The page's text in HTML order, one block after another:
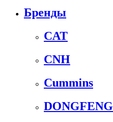
Бренды
CAT
CNH
Cummins
DONGFENG